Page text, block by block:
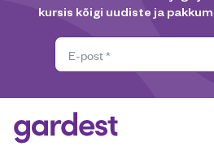
kursis kõigi uudiste ja